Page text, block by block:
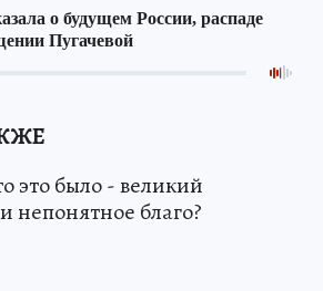
это было - великий
непонятное благо?